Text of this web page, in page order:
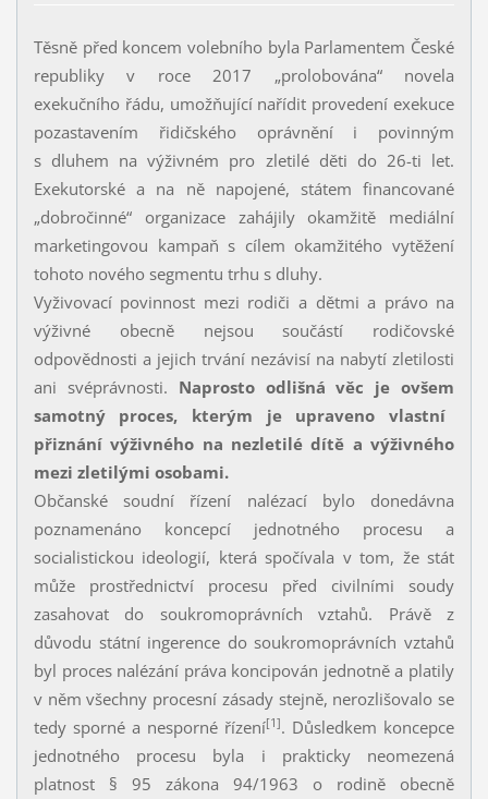
Těsně před koncem volebního byla Parlamentem České
republiky v roce 2017 „prolobována“ novela
exekučního řádu, umožňující nařídit provedení exekuce
pozastavením řidičského oprávnění i povinným
s dluhem na výživném pro zletilé děti do 26-ti let.
Exekutorské a na ně napojené, státem financované
„dobročinné“ organizace zahájily okamžitě mediální
marketingovou kampaň s cílem okamžitého vytěžení
tohoto nového segmentu trhu s dluhy.
Vyživovací povinnost mezi rodiči a dětmi a právo na
výživné obecně nejsou součástí rodičovské
odpovědnosti a jejich trvání nezávisí na nabytí zletilosti
ani svéprávnosti. Naprosto odlišná věc je ovšem
samotný proces, kterým je upraveno vlastní
přiznání výživného na nezletilé dítě a výživného
mezi zletilými osobami.
Občanské soudní řízení nalézací bylo donedávna
poznamenáno koncepcí jednotného procesu a
socialistickou ideologií, která spočívala v tom, že stát
může prostřednictví procesu před civilními soudy
zasahovat do soukromoprávních vztahů. Právě z
důvodu státní ingerence do soukromoprávních vztahů
byl proces nalézání práva koncipován jednotně a platily
v něm všechny procesní zásady stejně, nerozlišovalo se
tedy sporné a nesporné řízení[1]. Důsledkem koncepce
jednotného procesu byla i prakticky neomezená
platnost § 95 zákona 94/1963 o rodině obecně